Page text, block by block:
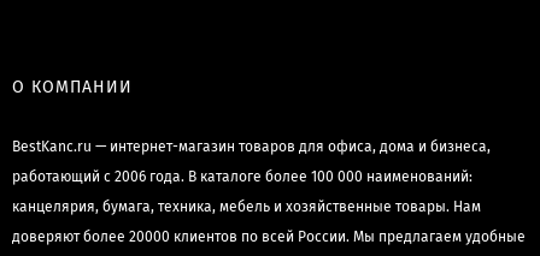
О КОМПАНИИ
BestKanc.ru — интернет-магазин товаров для офиса, дома и бизнеса,
работающий с 2006 года. В каталоге более 100 000 наименований:
канцелярия, бумага, техника, мебель и хозяйственные товары. Нам
доверяют более 20000 клиентов по всей России. Мы предлагаем удобные